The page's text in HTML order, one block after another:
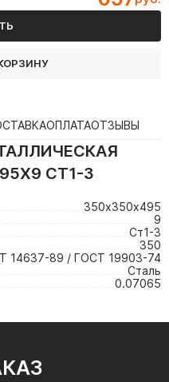
ОПЛАТАОТЗЫВЫ
СТ1-3
350х350х495
9
Ст1-3
350
14637-89 / ГОСТ 19903-74
Сталь
0.07065